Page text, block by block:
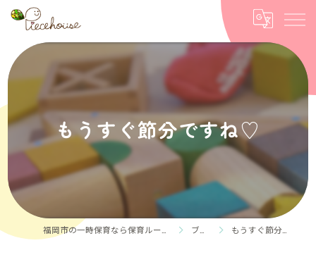
もうすぐ節分ですね♡
ブログ もうすぐ節分ですね♡